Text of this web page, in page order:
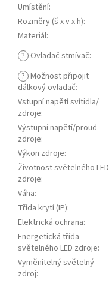
Umístění:
Rozměry (š x v x h):
Materiál:
? Ovladač stmívač:
? Možnost připojit
dálkový ovladač:
Vstupní napětí svítidla/
zdroje:
Výstupní napětí/proud
zdroje:
Výkon zdroje:
Životnost světelného LED
zdroje:
Váha:
Třída krytí (IP):
Elektrická ochrana:
Energetická třída
světelného LED zdroje:
Vyměnitelný světelný
zdroj: